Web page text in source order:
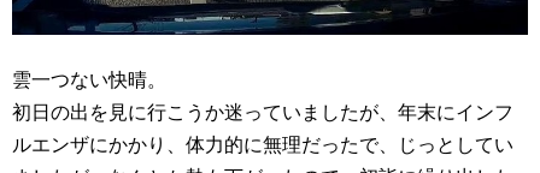
雲一つない快晴。
初日の出を見に行こうか迷っていましたが、年末にインフ
ルエンザにかかり、体力的に無理だったで、じっとしてい